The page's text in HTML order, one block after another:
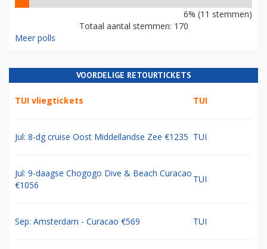
6% (11 stemmen)
Totaal aantal stemmen: 170
Meer polls
VOORDELIGE RETOURTICKETS
TUI vliegtickets TUI
Jul: 8-dg cruise Oost Middellandse Zee €1235 TUI
Jul: 9-daagse Chogogo Dive & Beach Curacao
€1056
TUI
Sep: Amsterdam - Curacao €569 TUI